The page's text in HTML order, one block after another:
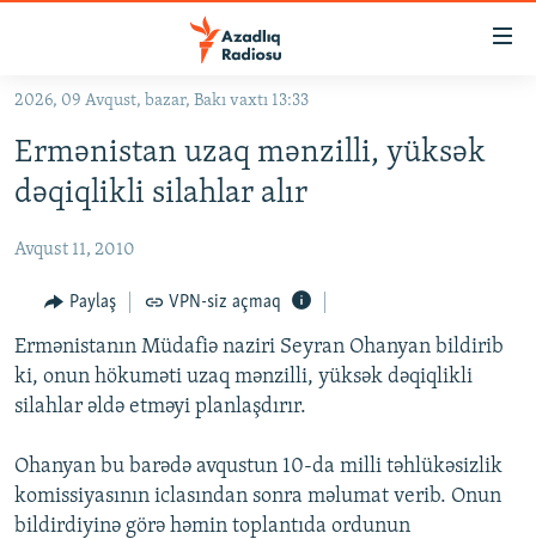
Əsas
qayıt
Əsas
naviqasiyaya
qayıt
KORRUPSIOMETR
#ƏSLINDƏ
FƏRQƏ BAX
QANUNI DOĞRU
ARAŞDIRMA
VIDEO
FOTOQALEREYA
RADIO ARXIV
OXU ZALI
HAQQIMIZDA
2026, 09 Avqust, bazar, Bakı vaxtı 13:33
Ermənistan uzaq mənzilli, yüksək
dəqiqlikli silahlar alır
Avqust 11, 2010
Paylaş VPN-siz açmaq
Ermənistanın Müdafiə naziri Seyran Ohanyan bildirib
ki, onun hökuməti uzaq mənzilli, yüksək dəqiqlikli
silahlar əldə etməyi planlaşdırır.
Ohanyan bu barədə avqustun 10-da milli təhlükəsizlik
komissiyasının iclasından sonra məlumat verib. Onun
bildirdiyinə görə həmin toplantıda ordunun